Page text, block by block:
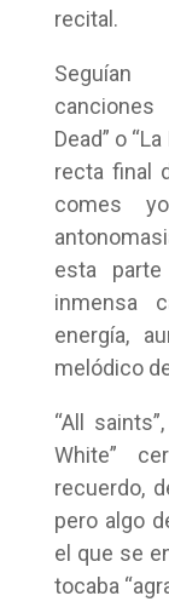
recital.
Seguían
canciones
Dead” o
recta final
comes
esta
inmensa
energía,
melódico
“All
White”
recuerdo,
pero algo
el que se
tocaba